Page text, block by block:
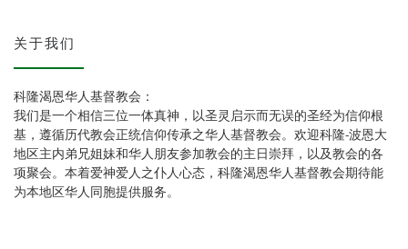
关于我们
科隆渴恩华人基督教会：
我们是一个相信三位一体真神，以圣灵启示而无误的圣经为信仰根
基，遵循历代教会正统信仰传承之华人基督教会。欢迎科隆-波恩大
地区主内弟兄姐妹和华人朋友参加教会的主日崇拜，以及教会的各
项聚会。本着爱神爱人之仆人心态，科隆渴恩华人基督教会期待能
为本地区华人同胞提供服务。